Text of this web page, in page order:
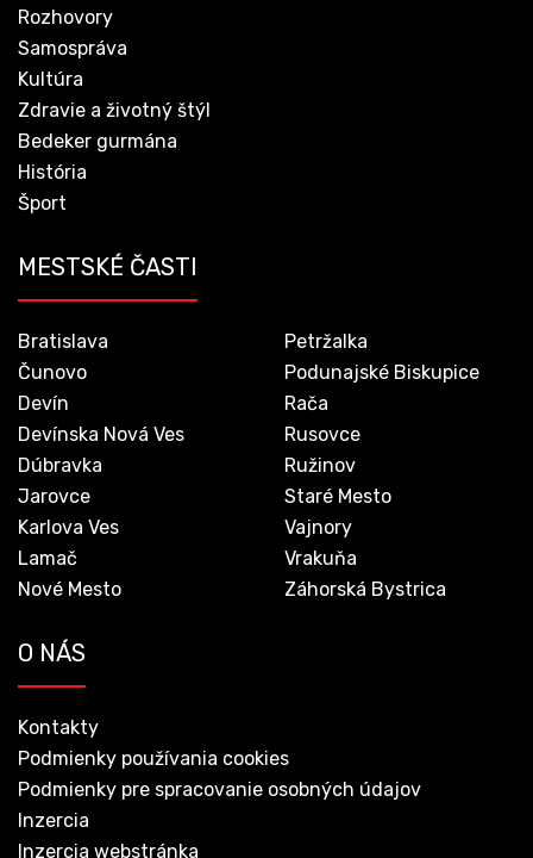
Rozhovory
Samospráva
Kultúra
Zdravie a životný štýl
Bedeker gurmána
História
Šport
MESTSKÉ ČASTI
Bratislava
Čunovo
Devín
Devínska Nová Ves
Dúbravka
Jarovce
Karlova Ves
Lamač
Nové Mesto
Petržalka
Podunajské Biskupice
Rača
Rusovce
Ružinov
Staré Mesto
Vajnory
Vrakuňa
Záhorská Bystrica
O NÁS
Kontakty
Podmienky používania cookies
Podmienky pre spracovanie osobných údajov
Inzercia
Inzercia webstránka